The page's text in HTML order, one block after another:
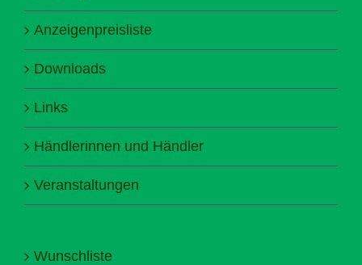
Anzeigenpreisliste
Downloads
Links
Händlerinnen und Händler
Veranstaltungen
Wunschliste